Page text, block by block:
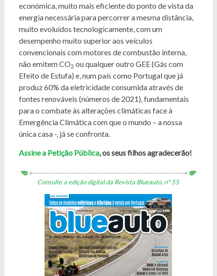
económica, muito mais eficiente do ponto de vista da
energia necessária para percorrer a mesma distância,
muito evoluídos tecnologicamente, com um
desempenho muito superior aos veículos
convencionais com motores de combustão interna,
não emitem CO2 ou qualquer outro GEE (Gás com
Efeito de Estufa) e, num país como Portugal que já
produz 60% da eletricidade consumida através de
fontes renováveis (números de 2021), fundamentais
para o combate às alterações climáticas face à
Emergência Climática com que o mundo – a nossa
única casa -, já se confronta.
Assine a Petição Pública, os seus filhos agradecerão!
Consulte a edição digital da Revista Blueauto, nº 55